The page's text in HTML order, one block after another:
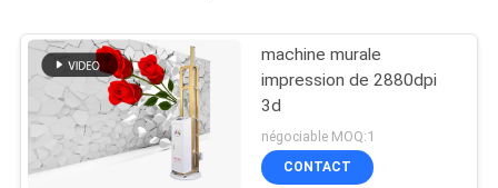
machine murale
impression de 2880dpi
3d
négociable MOQ:1
CONTACT